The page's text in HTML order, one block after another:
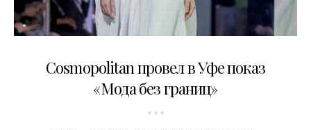
Cosmopolitan провел в Уфе показ
«Мода без границ»